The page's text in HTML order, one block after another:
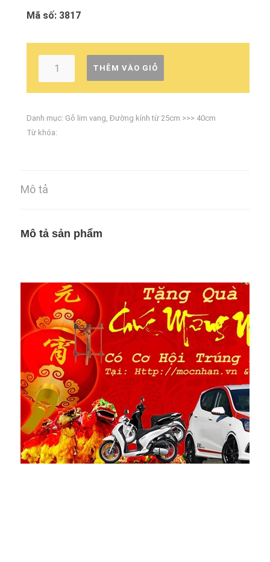
Mã số: 3817
THÊM VÀO GIỎ
Danh mục: Gỗ lim vang, Đường kính từ 25cm >>> 40cm
Từ khóa:
Mô tả
Mô tả sản phẩm